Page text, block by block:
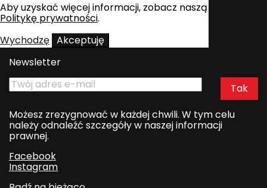
Aby uzyskać więcej informacji, zobacz naszą
Politykę prywatności.
Wychodzę Akceptuję
Newsletter
Możesz zrezygnować w każdej chwili. W tym celu
należy odnaleźć szczegóły w naszej informacji
prawnej.
Facebook
Instagram